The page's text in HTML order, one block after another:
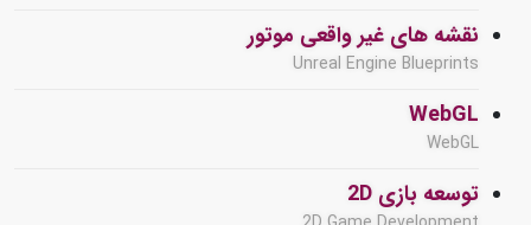
نقشه های غیر واقعی موتور
Unreal Engine Blueprints
WebGL
WebGL
توسعه بازی 2D